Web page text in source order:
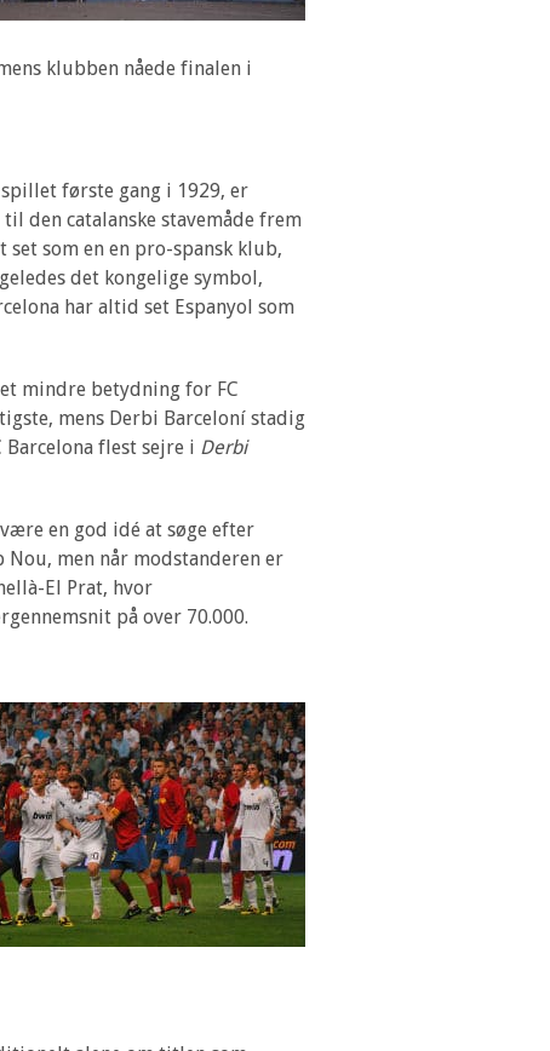
klubben nåede finalen i
første gang i 1929, er
den catalanske stavemåde frem
som en en pro-spansk klub,
det kongelige symbol,
har altid set Espanyol som
mindre betydning for FC
mens Derbi Barceloní stadig
flest sejre i Derbi
en god idé at søge efter
men når modstanderen er
El Prat, hvor
på over 70.000.